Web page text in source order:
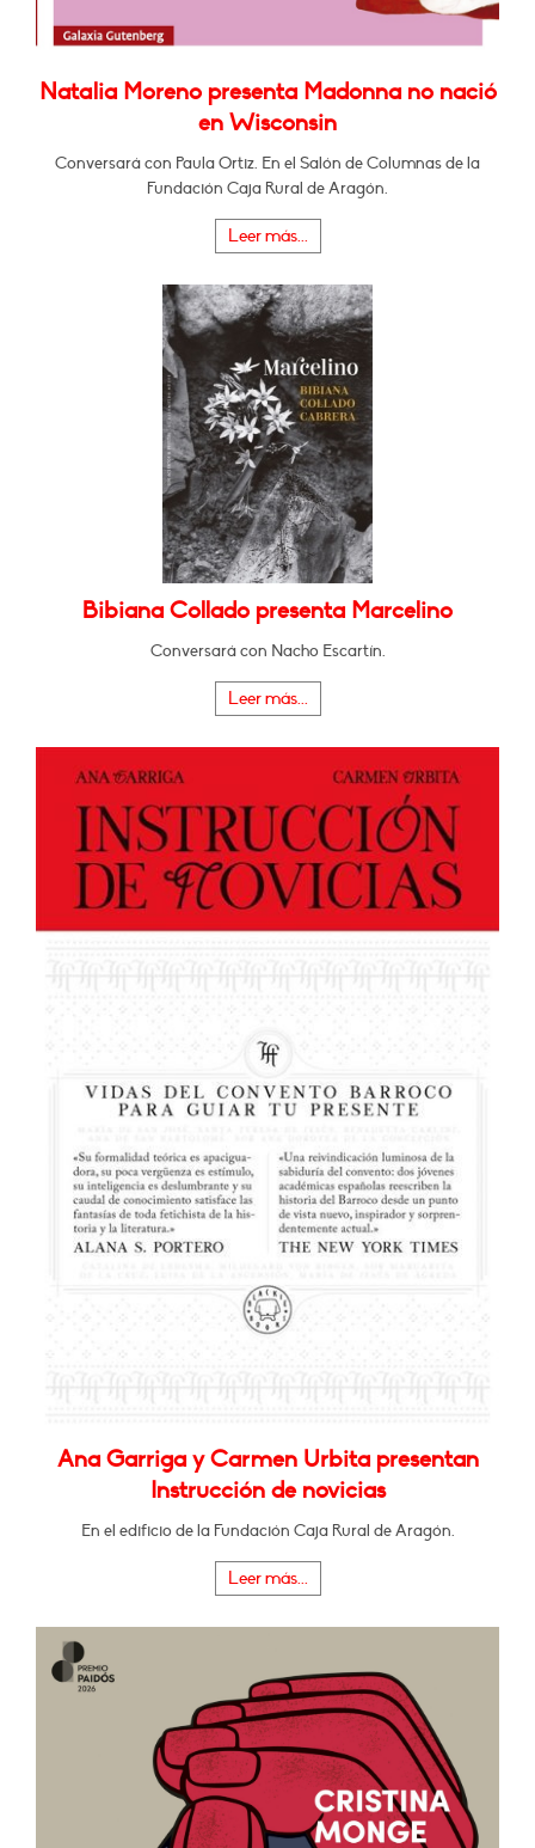
Natalia Moreno presenta Madonna no nació
en Wisconsin
Conversará con Paula Ortiz. En el Salón de Columnas de la
Fundación Caja Rural de Aragón.
Leer más...
Bibiana Collado presenta Marcelino
Conversará con Nacho Escartín.
Leer más...
Ana Garriga y Carmen Urbita presentan
Instrucción de novicias
En el edificio de la Fundación Caja Rural de Aragón.
Leer más...